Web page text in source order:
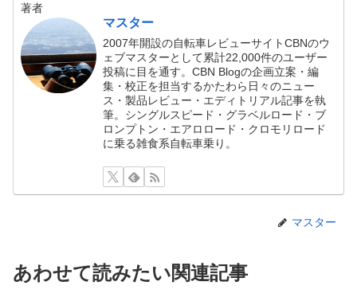
著者
マスター
2007年開設の自転車レビューサイトCBNのウ
ェブマスターとして累計22,000件のユーザー
投稿に目を通す。CBN Blogの企画立案・編
集・校正を担当するかたわら日々のニュー
ス・製品レビュー・エディトリアル記事を執
筆。シングルスピード・グラベルロード・ブ
ロンプトン・エアロロード・クロモリロード
に乗る雑食系自転車乗り。
マスター
あわせて読みたい関連記事